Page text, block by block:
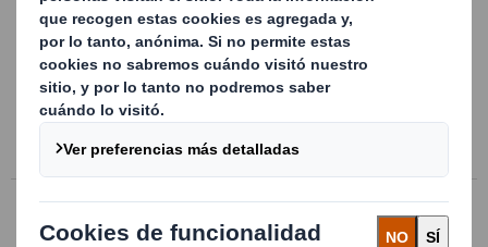
Embalaje realizado 100% en cartón
ondulado para transporte y
almacenamiento de 1.000 litros a granel.
Testado bajo norma ISTA 3H.
Ir a la ficha del producto
Embalajes Box Palet a medida